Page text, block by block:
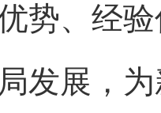
势、经
发展，